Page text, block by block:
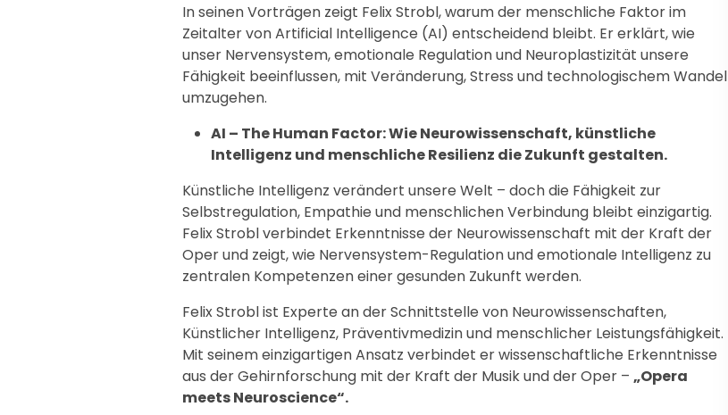
In seinen Vorträgen zeigt Felix Strobl, warum der menschliche Faktor im
Zeitalter von Artificial Intelligence (AI) entscheidend bleibt. Er erklärt, wie
unser Nervensystem, emotionale Regulation und Neuroplastizität unsere
Fähigkeit beeinflussen, mit Veränderung, Stress und technologischem Wandel
umzugehen.
AI – The Human Factor: Wie Neurowissenschaft, künstliche
Intelligenz und menschliche Resilienz die Zukunft gestalten.
Künstliche Intelligenz verändert unsere Welt – doch die Fähigkeit zur
Selbstregulation, Empathie und menschlichen Verbindung bleibt einzigartig.
Felix Strobl verbindet Erkenntnisse der Neurowissenschaft mit der Kraft der
Oper und zeigt, wie Nervensystem-Regulation und emotionale Intelligenz zu
zentralen Kompetenzen einer gesunden Zukunft werden.
Felix Strobl ist Experte an der Schnittstelle von Neurowissenschaften,
Künstlicher Intelligenz, Präventivmedizin und menschlicher Leistungsfähigkeit.
Mit seinem einzigartigen Ansatz verbindet er wissenschaftliche Erkenntnisse
aus der Gehirnforschung mit der Kraft der Musik und der Oper – „Opera
meets Neuroscience“.